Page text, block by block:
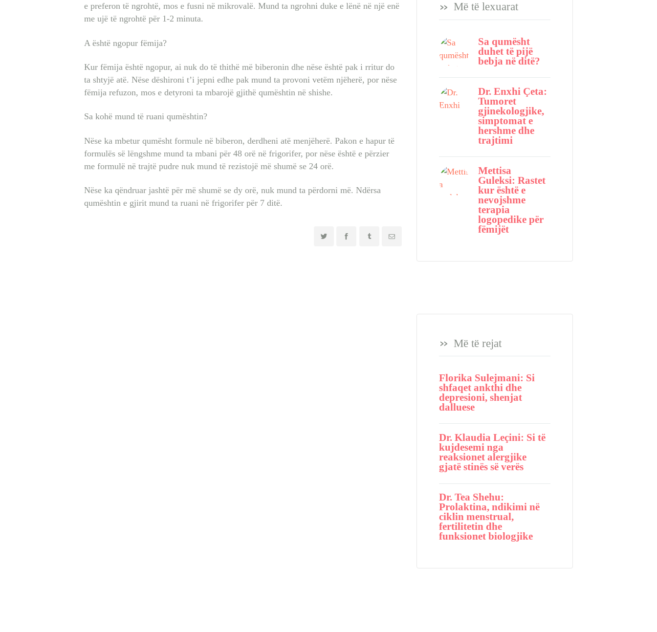
e preferon të ngrohtë, mos e fusni në mikrovalë. Mund ta ngrohni duke e lënë në një enë
me ujë të ngrohtë për 1-2 minuta.
A është ngopur fëmija?
Kur fëmija është ngopur, ai nuk do të thithë më biberonin dhe nëse është pak i rritur do
ta shtyjë atë. Nëse dëshironi t’i jepni edhe pak mund ta provoni vetëm njëherë, por nëse
fëmija refuzon, mos e detyroni ta mbarojë gjithë qumështin në shishe.
Sa kohë mund të ruani qumështin?
Nëse ka mbetur qumësht formule në biberon, derdheni atë menjëherë. Pakon e hapur të
formulës së lëngshme mund ta mbani për 48 orë në frigorifer, por nëse është e përzier
me formulë në trajtë pudre nuk mund të rezistojë më shumë se 24 orë.
Nëse ka qëndruar jashtë për më shumë se dy orë, nuk mund ta përdorni më. Ndërsa
qumështin e gjirit mund ta ruani në frigorifer për 7 ditë.
Më të lexuarat
Sa qumësht
duhet të pijë
bebja në ditë?
Dr. Enxhi Çeta:
Tumoret
gjinekologjike,
simptomat e
hershme dhe
trajtimi
Mettisa
Guleksi: Rastet
kur është e
nevojshme
terapia
logopedike për
fëmijët
Më të rejat
Florika Sulejmani: Si
shfaqet ankthi dhe
depresioni, shenjat
dalluese
Dr. Klaudia Leçini: Si të
kujdesemi nga
reaksionet alergjike
gjatë stinës së verës
Dr. Tea Shehu:
Prolaktina, ndikimi në
ciklin menstrual,
fertilitetin dhe
funksionet biologjike